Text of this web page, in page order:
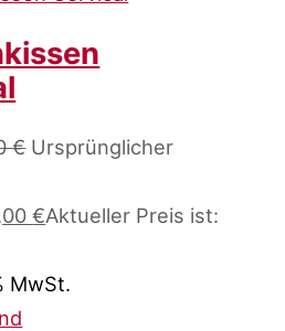
€ Ursprünglicher
€Aktueller Preis ist:
MwSt.